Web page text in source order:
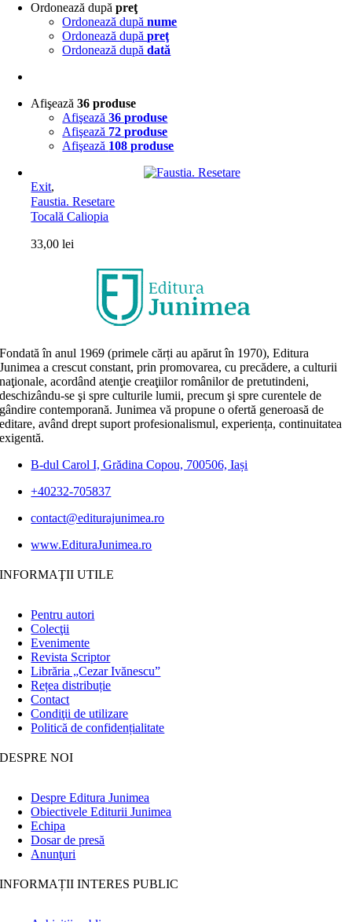
Ordonează dupăpreţ
Ordonează dupănume
Ordonează dupăpreţ
Ordonează dupădată
Afişează36 produse
Afişează36 produse
Afişează 72 produse
Afişează 108 produse
Exit,
Faustia. Resetare
Tocală Caliopia
33,00lei
Fondată în anul 1969 (primele cărți au apărut în 1970), Editura
Junimea a crescut constant, prin promovarea, cu precădere, a culturii
naţionale, acordând atenţie creaţiilor românilor de pretutindeni,
deschizându-se şi spre culturile lumii, precum şi spre curentele de
gândire contemporană. Junimea vă propune o ofertă generoasă de
editare, având drept suport profesionalismul, experiența, continuitatea
exigentă.
B-dul Carol I, Grădina Copou, 700506, Iași
+40232-705837
contact@editurajunimea.ro
www.EdituraJunimea.ro
INFORMAŢII UTILE
Pentru autori
Colecţii
Evenimente
Revista Scriptor
Librăria „Cezar Ivănescu”
Rețea distribuție
Contact
Condiţii de utilizare
Politică de confidențialitate
DESPRE NOI
Despre Editura Junimea
Obiectivele Editurii Junimea
Echipa
Dosar de presă
Anunţuri
INFORMAȚII INTERES PUBLIC